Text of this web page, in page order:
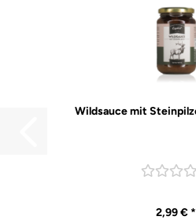
Wildsauce mit
2,99 € *